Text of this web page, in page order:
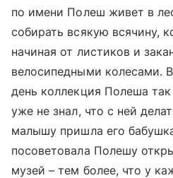
по имени Полеш живет в
собирать всякую всячину,
начиная от листиков и
велосипедными колесами.
день коллекция Полеша
уже не знал, что с ней
малышу пришла его
посоветовала Полешу
музей – тем более, что у